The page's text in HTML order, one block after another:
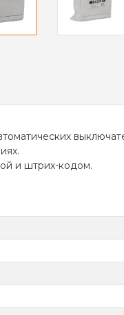
и штрих-кодом.